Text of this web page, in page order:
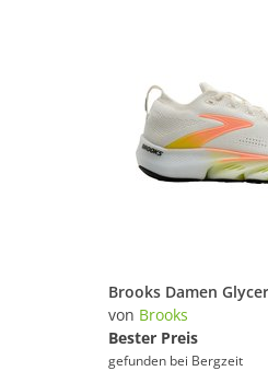
von Brooks
Bester Preis
gefunden bei Bergzeit